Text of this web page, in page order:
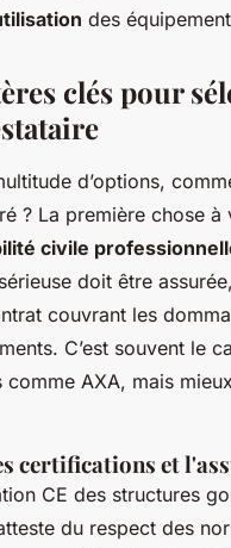
des
clés pour
d’options,
? La première chose à
civile
doit être
couvrant les
C’est souvent le
comme AXA, mais
certifications et
CE des structures
du respect des